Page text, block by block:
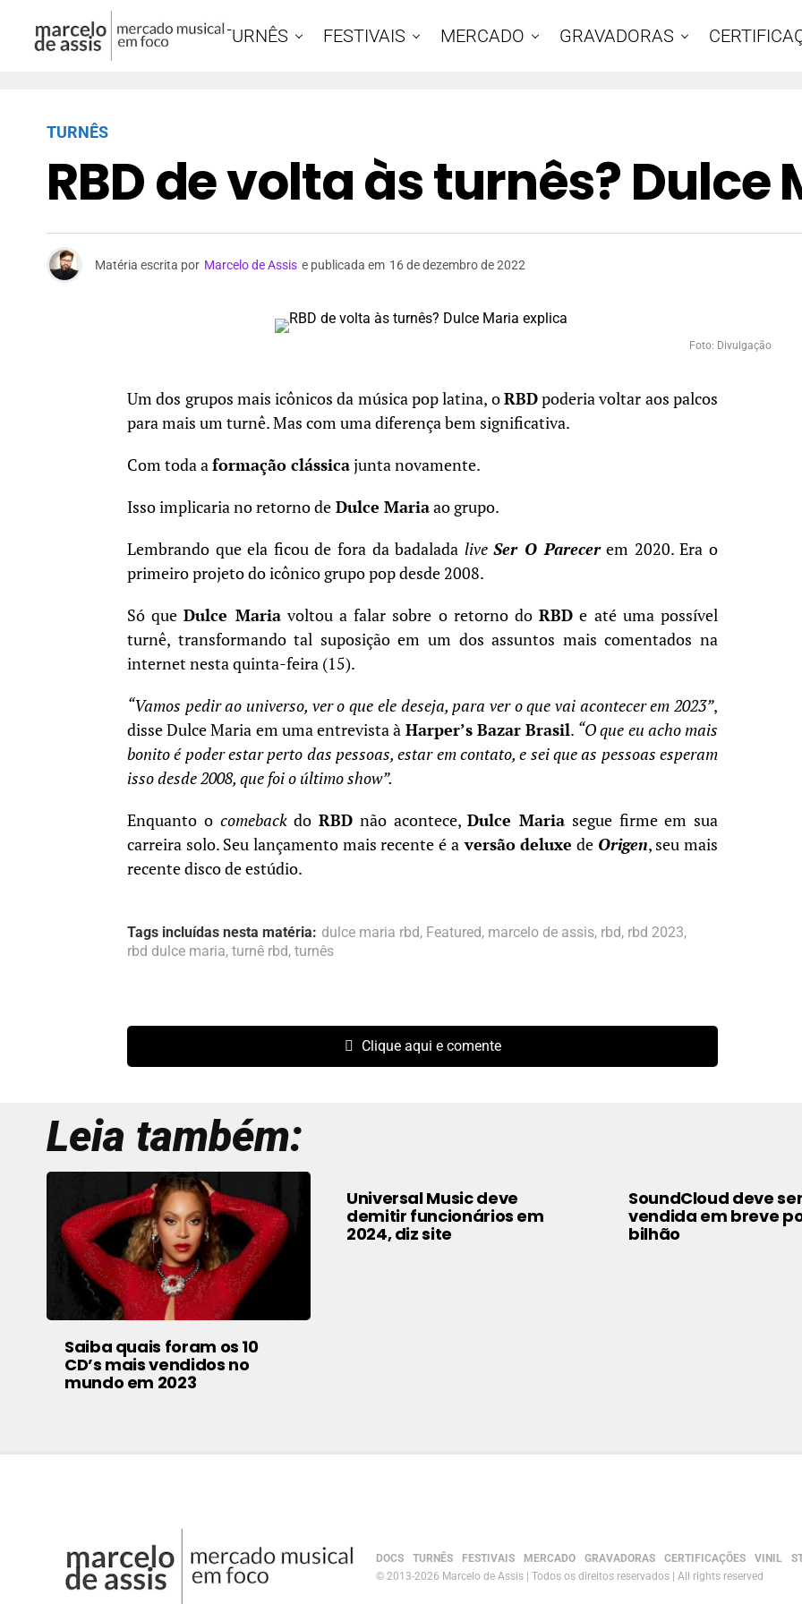
DOCS TURNÊS FESTIVAIS MERCADO GRAVADORAS
TURNÊS
RBD de volta às turnês?
Matéria escrita por Marcelo de Assis e publicada em 16 de dezembro de 2022
Foto: Divulgação
Um dos grupos mais icônicos da música pop latina, oRBDpoderia voltar aos palcos
para mais um turnê. Mas com uma diferença bem significativa.
Com toda aformação clássicajunta novamente.
Isso implicaria no retorno de Dulce Mariaao grupo.
Lembrando que ela ficou de fora da badalada liveSer O Parecerem 2020. Era o
primeiro projeto do icônico grupo pop desde 2008.
Só queDulce Mariavoltou a falar sobre o retorno doRBD e até uma possível
turnê, transformando tal suposição em um dos assuntos mais comentados na
internet nesta quinta-feira (15).
“Vamos pedir ao universo, ver o que ele deseja, para ver o que vai acontecer em 2023”,
disse Dulce Maria em uma entrevista à Harper’s Bazar Brasil. “O que eu acho mais
bonito é poder estar perto das pessoas, estar em contato, e sei que as pessoas esperam
isso desde 2008, que foi o último show”.
Enquanto o comebackdo RBD não acontece,Dulce Maria segue firme em sua
carreira solo. Seu lançamento mais recente é aversão deluxe de Origen, seu mais
recente disco de estúdio.
Tags incluídas nesta matéria: dulce maria rbd, Featured, marcelo de assis, rbd, rbd 2023,
rbd dulce maria, turnê rbd, turnês
Clique aqui e comente
Leia também:
Saiba quais foram os 10
CD’s mais vendidos no
mundo em 2023
Universal Music deve
demitir funcionários em
2024, diz site
SoundCloud deve ser
vendida em breve
bilhão
DOCS TURNÊS FESTIVAIS MERCADO GRAVADORAS CERTIFICAÇÕES VINIL
© 2013-2026 Marcelo de Assis | Todos os direitos reservados | All rights reserved